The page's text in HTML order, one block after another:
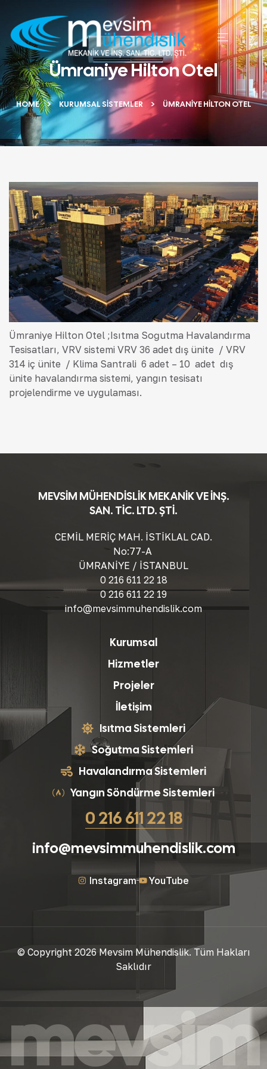
Ümraniye Hilton Otel
HOME KURUMSAL SISTEMLER ÜMRANIYE HILTON OTEL
Ümraniye Hilton Otel ;Isıtma Soğutma Havalandırma
Tesisatları, VRV sistemi VRV 36 adet dış ünite / VRV
314 iç ünite / Klima Santrali 6 adet – 10 adet dış
ünite havalandırma sistemi, yangın tesisatı
projelendirme ve uygulaması.
MEVSİM MÜHENDİSLİK MEKANİK VE İNŞ.
SAN. TİC. LTD. ŞTİ.
CEMİL MERİÇ MAH. İSTİKLAL CAD.
No:77-A
ÜMRANİYE / İSTANBUL
0 216 611 22 18
0 216 611 22 19
info@mevsimmuhendislik.com
Kurumsal
Hizmetler
Projeler
İletişim
Isıtma Sistemleri
Soğutma Sistemleri
Havalandırma Sistemleri
Yangın Söndürme Sistemleri
0 216 611 22 18
info@mevsimmuhendislik.com
Instagram YouTube
© Copyright 2026 Mevsim Mühendislik. Tüm Hakları
Saklıdır
mevsim